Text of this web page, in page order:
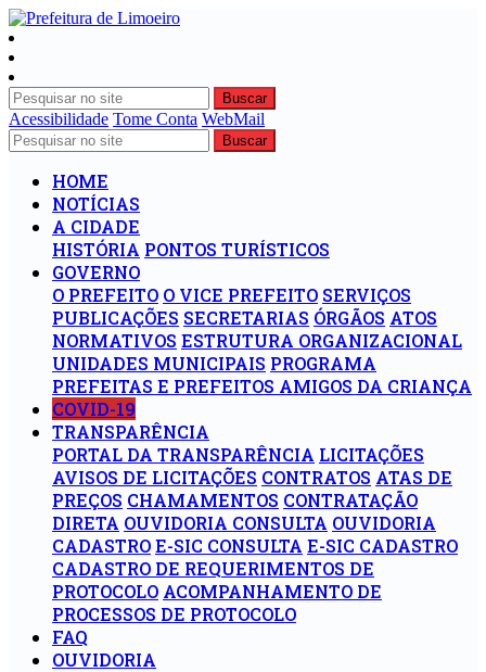
Buscar
Acessibilidade Tome Conta WebMail
Buscar
HOME
NOTÍCIAS
A CIDADE
HISTÓRIA PONTOS TURÍSTICOS
GOVERNO
O PREFEITO O VICE PREFEITO SERVIÇOS
PUBLICAÇÕES SECRETARIAS ÓRGÃOS ATOS
NORMATIVOS ESTRUTURA ORGANIZACIONAL
UNIDADES MUNICIPAIS PROGRAMA
PREFEITAS E PREFEITOS AMIGOS DA CRIANÇA
COVID-19
TRANSPARÊNCIA
PORTAL DA TRANSPARÊNCIA LICITAÇÕES
AVISOS DE LICITAÇÕES CONTRATOS ATAS DE
PREÇOS CHAMAMENTOS CONTRATAÇÃO
DIRETA OUVIDORIA CONSULTA OUVIDORIA
CADASTROE-SIC CONSULTA E-SIC CADASTRO
CADASTRO DE REQUERIMENTOS DE
PROTOCOLO ACOMPANHAMENTO DE
PROCESSOS DE PROTOCOLO
FAQ
OUVIDORIA